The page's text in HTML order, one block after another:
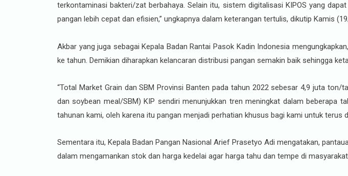
terkontaminasi bakteri/zat berbahaya. Selain itu, sistem digitalisasi KIPOS yang
pangan lebih cepat dan efisien,” ungkapnya dalam keterangan tertulis, dikutip Kamis
Akbar yang juga sebagai Kepala Badan Rantai Pasok Kadin Indonesia
ke tahun. Demikian diharapkan kelancaran distribusi pangan semakin baik sehingga
“Total Market Grain dan SBM Provinsi Banten pada tahun 2022 sebesar 4,9 juta ton/
dan soybean meal/SBM) KIP sendiri menunjukkan tren meningkat dalam beberapa
tahunan kami, oleh karena itu pangan menjadi perhatian khusus bagi kami untuk terus
Sementara itu, Kepala Badan Pangan Nasional Arief Prasetyo Adi mengatakan,
dalam mengamankan stok dan harga kedelai agar harga tahu dan tempe di